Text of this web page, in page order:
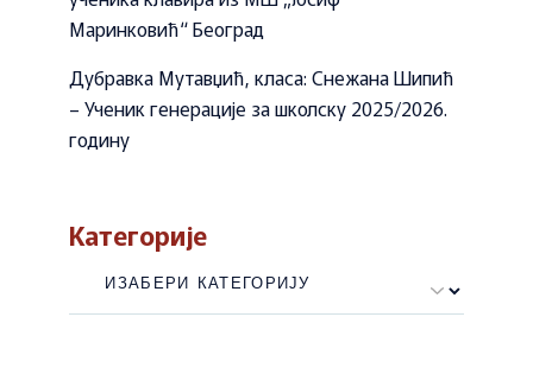
Маринковић“ Београд
Дубравка Мутавџић, класа: Снежана Шипић
– Ученик генерације за школску 2025/2026.
годину
Категорије
Категорије